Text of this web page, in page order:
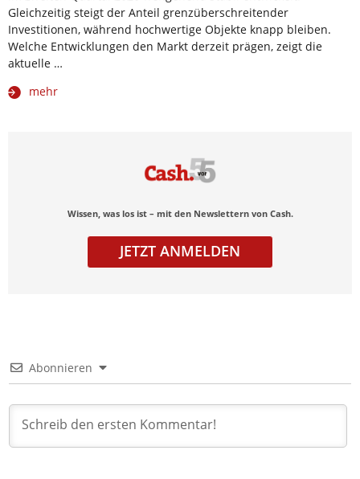
Gleichzeitig steigt der Anteil grenzüberschreitender
Investitionen, während hochwertige Objekte knapp bleiben.
Welche Entwicklungen den Markt derzeit prägen, zeigt die
aktuelle …
mehr
Wissen, was los ist – mit den Newslettern von Cash.
JETZT ANMELDEN
Abonnieren